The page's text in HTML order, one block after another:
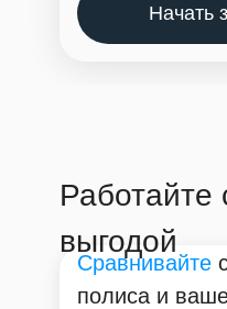
Начать
Сравнивайте
полиса и
Работайте
выгодой